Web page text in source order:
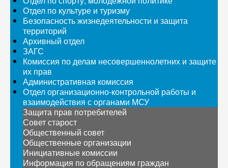
Отдел по культуре и туризму
Безопасность жизнедеятельности и защита
территорий
Архивный отдел
ЗАГС
Комиссия по делам несовершеннолетних и защите
их прав
Административная комиссия
Отдел организационно-контрольной работы и
взаимодействия с органами МСУ
Защита прав потребителей
Совет старост
Общественный совет
Общественные организации
Инициативные комиссии
Информация по обращениям граждан